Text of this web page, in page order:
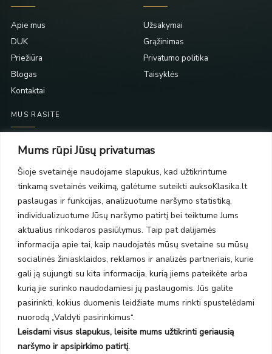
Mums rūpi Jūsų privatumas
Šioje svetainėje naudojame slapukus, kad užtikrintume
tinkamą svetainės veikimą, galėtume suteikti auksoKlasika.lt
paslaugas ir funkcijas, analizuotume naršymo statistiką,
individualizuotume Jūsų naršymo patirtį bei teiktume Jums
aktualius rinkodaros pasiūlymus. Taip pat dalijamės
informacija apie tai, kaip naudojatės mūsų svetaine su mūsų
socialinės žiniasklaidos, reklamos ir analizės partneriais, kurie
gali ją sujungti su kita informacija, kurią jiems pateikėte arba
kurią jie surinko naudodamiesi jų paslaugomis. Jūs galite
pasirinkti, kokius duomenis leidžiate mums rinkti spustelėdami
nuorodą „Valdyti pasirinkimus“.
Leisdami visus slapukus, leisite mums užtikrinti geriausią
naršymo ir apsipirkimo patirtį.
Apie mus
DUK
Priežiūra
Blogas
Kontaktai
Užsakymai
Grąžinimas
Privatumo politika
Taisyklės
MUS RASITE
Taikos pr. 139
PC Molas, Klaipėda
Taikos pr. 141
PC BIG 2, Klaipėda
Šilutės pl. 35
PC Banginis, Klaipėda
NAUJIENLAIŠKIS
Prenumeruokite ir gaukite pasiūlymus, naujienas bei riboto
leidimo kolekcijas.